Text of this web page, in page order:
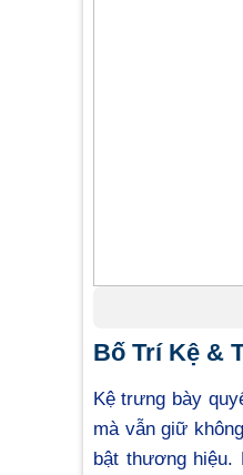
Bố Trí Kệ &
Kệ trưng bày
mà vẫn giữ
bật thương hiệu.